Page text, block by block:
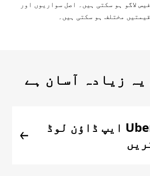
لاگو ہو سکتی ہیں۔ اصل سواریوں اور
مختلف ہو سکتی ہیں۔
یہ زیادہ آسان ہے
Uber ایپ ڈاؤن لوڈ